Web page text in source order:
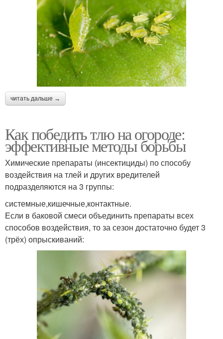
читать дальше →
Как победить тлю на огороде:
эффективные методы борьбы
Химические препараты (инсектициды) по способу
воздействия на тлей и других вредителей
подразделяются на 3 группы:
системные,кишечные,контактные.
Если в баковой смеси объединить препараты всех
способов воздействия, то за сезон достаточно будет 3
(трёх) опрыскиваний: